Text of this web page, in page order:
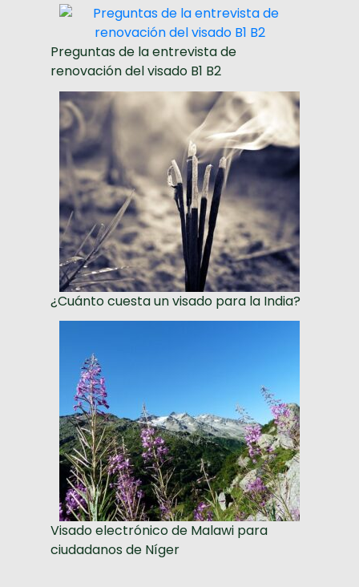
Preguntas de la entrevista de
renovación del visado B1 B2
¿Cuánto cuesta un visado para la India?
Visado electrónico de Malawi para
ciudadanos de Níger